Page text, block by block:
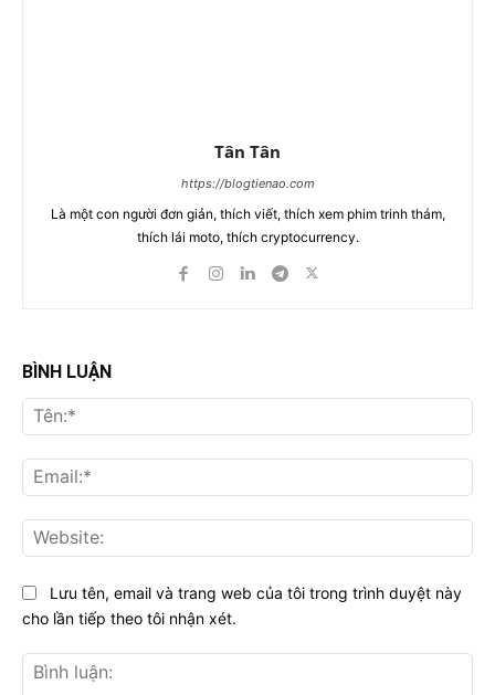
Tân Tân
https://blogtienao.com
Là một con người đơn giản, thích viết, thích xem phim trinh thám,
thích lái moto, thích cryptocurrency.
BÌNH LUẬN
Lưu tên, email và trang web của tôi trong trình duyệt này
cho lần tiếp theo tôi nhận xét.